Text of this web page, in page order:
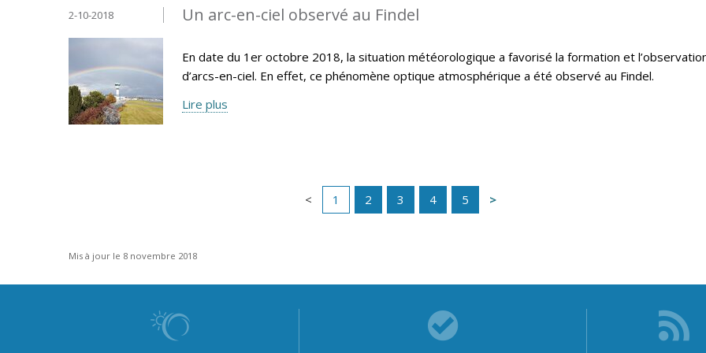
Un arc-en-ciel observé au Findel
2-10-2018
En date du 1er octobre 2018, la situation météorologique a favorisé la formation et
d’arcs-en-ciel. En effet, ce phénomène optique atmosphérique a été observé au Findel.
Lire plus
1 2 3 4 5
Mis à jour le 8 novembre 2018